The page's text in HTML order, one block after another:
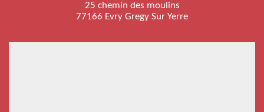
25 chemin des moulins
77166 Evry Gregy Sur Yerre